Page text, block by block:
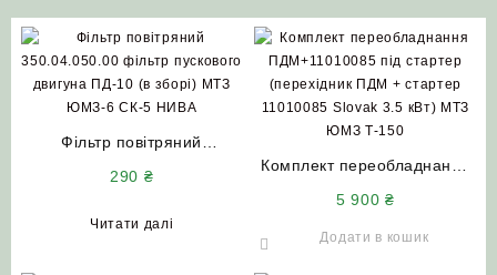
Фільтр повітряний
НИВА
290 ₴
Читати далі
Комплект переобладнання
11010085 Slovak 3.5 кВт)
5 900₴
Додати в кошик